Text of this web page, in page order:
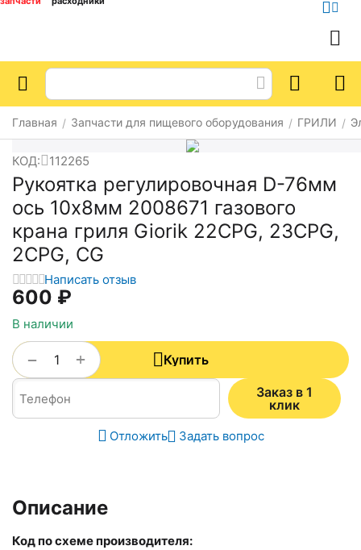
Главная / Запчасти для пищевого оборудования / ГРИЛИ /
КОД: 112265
Рукоятка регулировочная D-76мм
ось 10x8мм 2008671 газового
крана гриля Giorik 22CPG, 23CPG,
2CPG, CG
Написать отзыв
‍600‍ ₽
В наличии
+
−
Купить
Заказ в 1
клик
Отложить Задать вопрос
Описание
Код по схеме производителя: